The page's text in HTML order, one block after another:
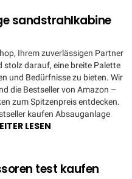
sandstrahlkabine
Ihrem zuverlässigen Partner
stolz darauf, eine breite Palette
und Bedürfnisse zu bieten. Wir
die Bestseller von Amazon –
zum Spitzenpreis entdecken.
kaufen Absauganlage
LESEN
test kaufen